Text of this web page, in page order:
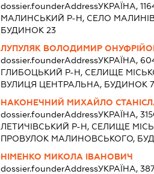
dossier.founderAddressУКРАЇНА,
МАЛИНСЬКИЙ Р-Н, СЕЛО
БУДИНОК 23
ЛУПУЛЯК ВОЛОДИМИР
dossier.founderAddressУКРАЇНА,
ГЛИБОЦЬКИЙ Р-Н, СЕЛИЩЕ
ВУЛИЦЯ ЦЕНТРАЛЬНА, БУДИНОК
НАКОНЕЧНИЙ МИХАЙЛО
dossier.founderAddressУКРАЇНА,
ЛЕТИЧІВСЬКИЙ Р-Н, СЕЛИЩЕ
ПРОВУЛОК МАЛИНОВСЬКОГО,
НІМЕНКО МИКОЛА ІВАНОВИЧ
dossier.founderAddressУКРАЇНА,